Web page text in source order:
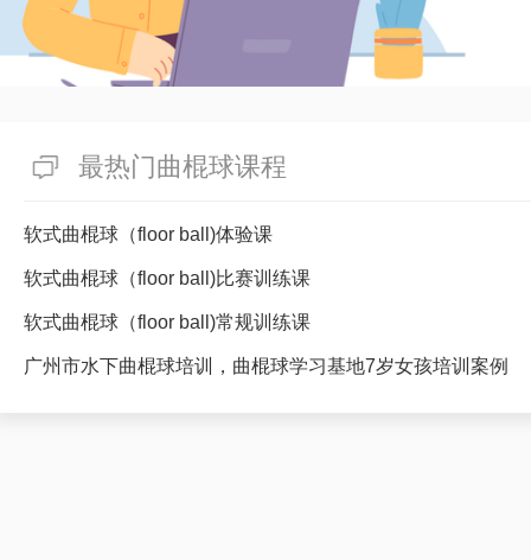
最热门曲棍球课程
软式曲棍球（floor ball)体验课
软式曲棍球（floor ball)比赛训练课
软式曲棍球（floor ball)常规训练课
广州市水下曲棍球培训，曲棍球学习基地7岁女孩培训案例